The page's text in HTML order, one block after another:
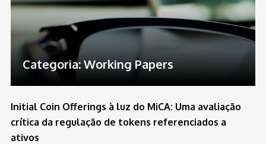
Categoria:Working Papers
Initial Coin Offerings à luz do MiCA: Uma avaliação
crítica da regulação de tokens referenciados a
ativos